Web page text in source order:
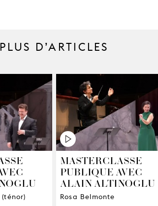
PLUS D’ARTICLES
MASTERCLASSE
PUBLIQUE AVEC
ALAIN ALTINOGLU
Rosa Belmonte